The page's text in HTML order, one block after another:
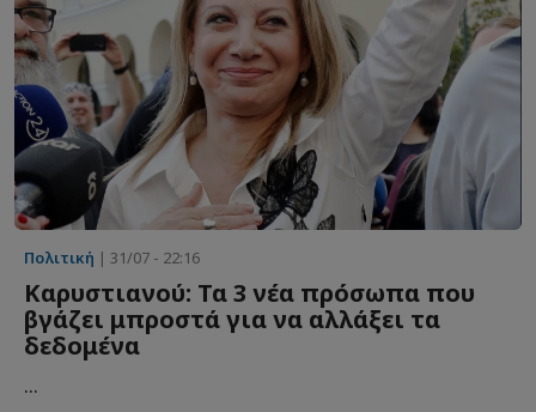
Πολιτική | 31/07 - 22:16
Καρυστιανού: Τα 3 νέα πρόσωπα που
βγάζει μπροστά για να αλλάξει τα
δεδομένα
...